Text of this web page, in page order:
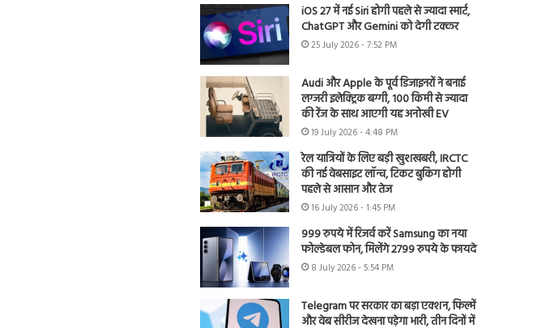
iOS 27 में नई Siri होगी पहले से ज्यादा स्मार्ट,
ChatGPT और Gemini को देगी टक्कर
25 July 2026 - 7:52 PM
Audi और Apple के पूर्व डिजाइनरों ने बनाई
लग्जरी इलेक्ट्रिक बग्गी, 100 किमी से ज्यादा
की रेंज के साथ आएगी यह अनोखी EV
19 July 2026 - 4:48 PM
रेल यात्रियों के लिए बड़ी खुशखबरी, IRCTC
की नई वेबसाइट लॉन्च, टिकट बुकिंग होगी
पहले से आसान और तेज
16 July 2026 - 1:45 PM
999 रुपये में रिजर्व करें Samsung का नया
फोल्डेबल फोन, मिलेंगे 2799 रुपये के फायदे
8 July 2026 - 5:54 PM
Telegram पर सरकार का बड़ा एक्शन, फिल्में
और वेब सीरीज देखना पड़ेगा भारी, तीन दिनों में